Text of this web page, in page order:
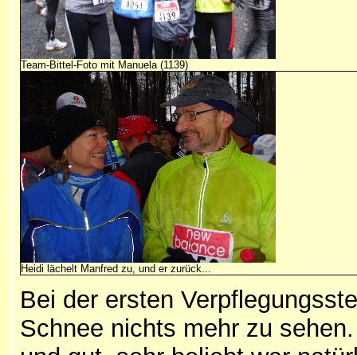
Team-Bittel-Foto mit Manuela (1139)
Heidi lächelt Manfred zu, und er zurück...
Bei der ersten
Schnee nichts mehr zu